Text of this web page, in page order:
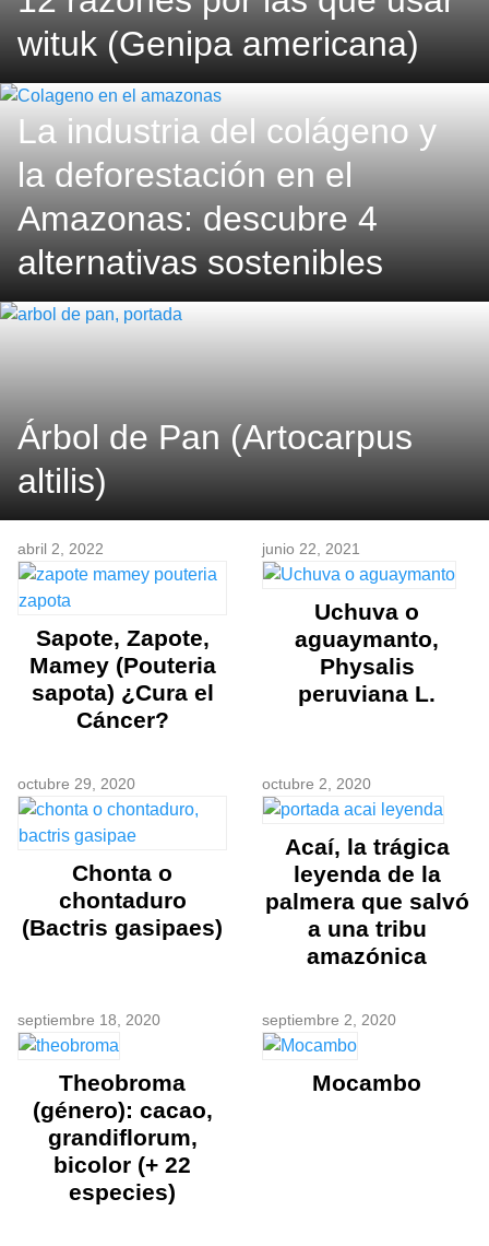
wituk (Genipa americana)
La industria del colágeno y
la deforestación en el
Amazonas: descubre 4
alternativas sostenibles
Árbol de Pan (Artocarpus
altilis)
abril 2, 2022
Sapote, Zapote,
Mamey (Pouteria
sapota) ¿Cura el
Cáncer?
junio 22, 2021
Uchuva o
aguaymanto,
Physalis
peruviana L.
octubre 29, 2020
Chonta o
chontaduro
(Bactris gasipaes)
octubre 2, 2020
Acaí, la trágica
leyenda de la
palmera que salvó
a una tribu
amazónica
septiembre 18, 2020
Theobroma
(género): cacao,
grandiflorum,
bicolor (+ 22
especies)
septiembre 2, 2020
Mocambo